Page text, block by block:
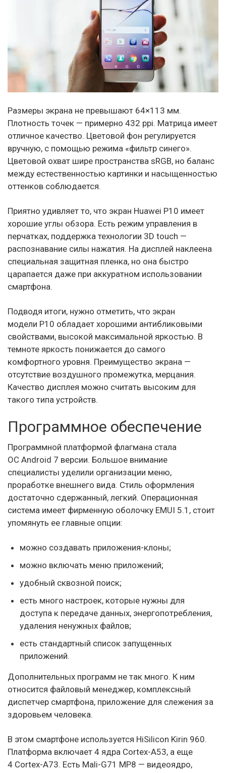
Размеры экрана не превышают 64×113 мм.
Плотность точек — примерно 432 ppi. Матрица имеет
отличное качество. Цветовой фон регулируется
вручную, с помощью режима «фильтр синего».
Цветовой охват шире пространства sRGB, но баланс
между естественностью картинки и насыщенностью
оттенков соблюдается.
Приятно удивляет то, что экран Huawei P10 имеет
хорошие углы обзора. Есть режим управления в
перчатках, поддержка технологии 3D touch —
распознавание силы нажатия. На дисплей наклеена
специальная защитная пленка, но она быстро
царапается даже при аккуратном использовании
смартфона.
Подводя итоги, нужно отметить, что экран
модели P10 обладает хорошими антибликовыми
свойствами, высокой максимальной яркостью. В
темноте яркость понижается до самого
комфортного уровня. Преимущество экрана —
отсутствие воздушного промежутка, мерцания.
Качество дисплея можно считать высоким для
такого типа устройств.
Программное обеспечение
Программной платформой флагмана стала
ОС Android 7 версии. Большое внимание
специалисты уделили организации меню,
проработке внешнего вида. Стиль оформления
достаточно сдержанный, легкий. Операционная
система имеет фирменную оболочку EMUI 5.1, стоит
упомянуть ее главные опции:
можно создавать приложения-клоны;
можно включать меню приложений;
удобный сквозной поиск;
есть много настроек, которые нужны для
доступа к передаче данных, энергопотребления,
удаления ненужных файлов;
есть стандартный список запущенных
приложений.
Дополнительных программ не так много. К ним
относится файловый менеджер, комплексный
диспетчер смартфона, приложение для слежения за
здоровьем человека.
В этом смартфоне используется HiSilicon Kirin 960.
Платформа включает 4 ядра Cortex-A53, а еще
4 Cortex-A73. Есть Mali-G71 MP8 — видеоядро,